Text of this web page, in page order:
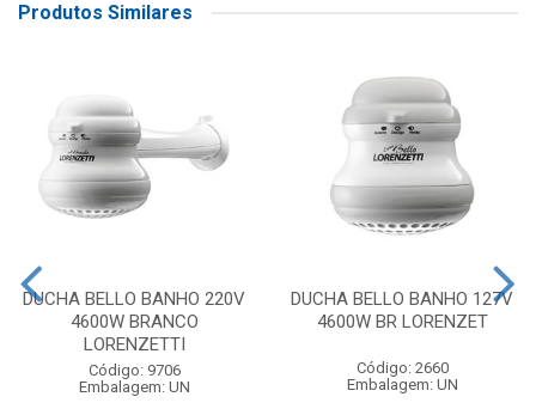
Produtos Similares
DUCHA BELLO BANHO 220V
4600W BRANCO
LORENZETTI
Código: 9706
Embalagem: UN
DUCHA BELLO BANHO 127V
4600W BR LORENZET
Código: 2660
Embalagem: UN